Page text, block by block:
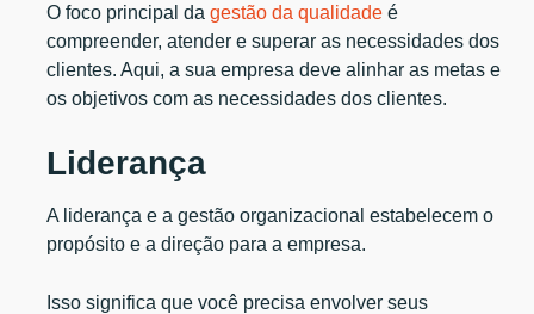
O foco principal dagestão da qualidade é
compreender, atender e superar as necessidades dos
clientes. Aqui, a sua empresa deve alinhar as metas e
os objetivos com as necessidades dos clientes.
Liderança
A liderança e a gestão organizacional estabelecem o
propósito e a direção para a empresa.
Isso significa que você precisa envolver seus